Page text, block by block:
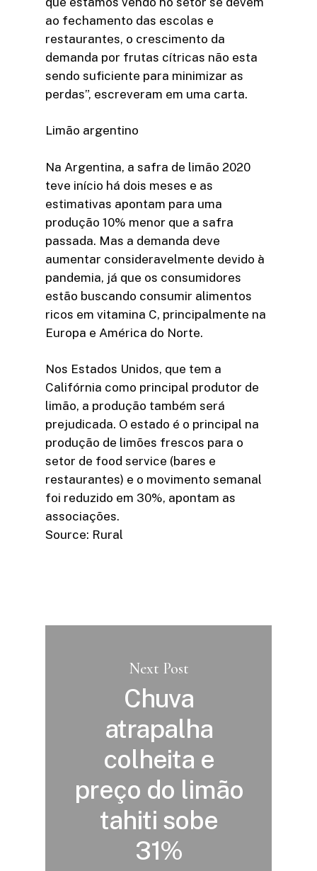
ao fechamento das escolas e
restaurantes, o crescimento da
demanda por frutas cítricas não esta
sendo suficiente para minimizar as
perdas”, escreveram em uma carta.
Limão argentino
Na Argentina, a safra de limão 2020
teve início há dois meses e as
estimativas apontam para uma
produção 10% menor que a safra
passada. Mas a demanda deve
aumentar consideravelmente devido à
pandemia, já que os consumidores
estão buscando consumir alimentos
ricos em vitamina C, principalmente na
Europa e América do Norte.
Nos Estados Unidos, que tem a
Califórnia como principal produtor de
limão, a produção também será
prejudicada. O estado é o principal na
produção de limões frescos para o
setor de food service (bares e
restaurantes) e o movimento semanal
foi reduzido em 30%, apontam as
associações.
Source: Rural
Next Post
Chuva
atrapalha
colheita e
preço do limão
tahiti sobe
31%